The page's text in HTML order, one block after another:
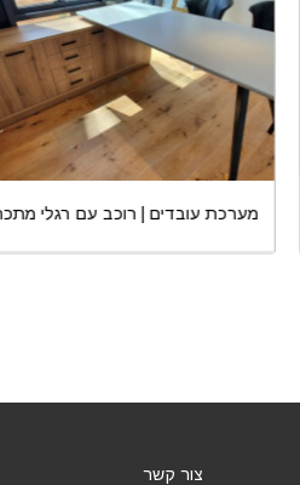
מערכת עובדים | רוכב עם מתכת
צור קשר